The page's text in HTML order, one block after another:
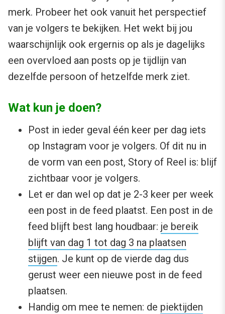
merk. Probeer het ook vanuit het perspectief
van je volgers te bekijken. Het wekt bij jou
waarschijnlijk ook ergernis op als je dagelijks
een overvloed aan posts op je tijdlijn van
dezelfde persoon of hetzelfde merk ziet.
Wat kun je doen?
Post in ieder geval één keer per dag iets
op Instagram voor je volgers. Of dit nu in
de vorm van een post, Story of Reel is: blijf
zichtbaar voor je volgers.
Let er dan wel op dat je 2-3 keer per week
een post in de feed plaatst. Een post in de
feed blijft best lang houdbaar: je bereik
blijft van dag 1 tot dag 3 na plaatsen
stijgen. Je kunt op de vierde dag dus
gerust weer een nieuwe post in de feed
plaatsen.
Handig om mee te nemen: de piektijden